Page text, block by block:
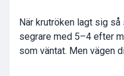
När krutröken lagt sig
segrare med 5–4 efter
som väntat. Men vägen